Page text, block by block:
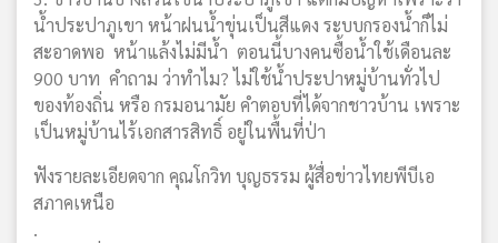
น้ำประปาภูเขา หน้าฝนน้ำขุ่นเป็นสีแดง ระบบกรองน้ำก็ไม่
สะอาดพอ หน้าแล้งไม่มีน้ำ ตอนนี้บางคนซื้อน้ำใช้เดือนละ
900 บาท คำถาม ว่าทำไม? ไม่ใช้น้ำประปาหมู่บ้านทั่วไป
ของท้องถิ่น หรือ กรมอนามัย คำตอบที่ได้จากชาวบ้าน เพราะ
เป็นหมู่บ้านไร้เอกสารสิทธิ์ อยู่ในพื้นที่ป่า
ฟังรายละเอียดจาก คุณโกวิท บุญธรรม ผู้สื่อข่าวไทยพีบีเอ
สภาคเหนือ
.